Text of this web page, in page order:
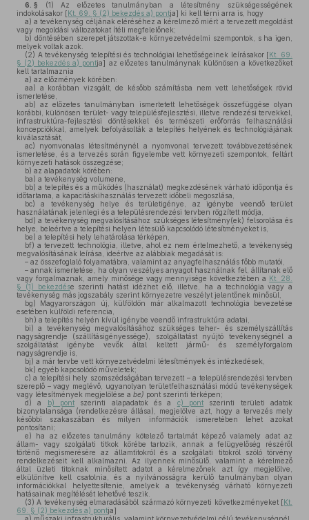
6. § (1) Az előzetes tanulmányban a létesítmény szükségességének
indokolásakor [Kt. 69. § (2) bekezdés a) pontja] ki kell térni arra is, hogy
a) a tevékenység céljának eléréséhez a kérelmező miért a tervezett megoldást
vagy megoldási változatokat ítéli megfelelőnek;
b) döntésében szerepet játszottak-e környezetvédelmi szempontok, s ha igen,
melyek voltak azok.
(2) A tevékenység telepítési és technológiai lehetőségeinek leírásakor [Kt. 69.
§ (2) bekezdés a) pontja] az előzetes tanulmánynak különösen a következőket
kell tartalmaznia
a) az előzmények körében:
aa) a korábban vizsgált, de később számításba nem vett lehetőségek rövid
ismertetése,
ab) az előzetes tanulmányban ismertetett lehetőségek összefüggése olyan
korábbi, különösen terület- vagy településfejlesztési, illetve rendezési tervekkel,
infrastruktúra-fejlesztési döntésekkel és természeti erőforrás felhasználási
koncepciókkal, amelyek befolyásolták a telepítés helyének és technológiájának
kiválasztását,
ac) nyomvonalas létesítménynél a nyomvonal tervezett továbbvezetésének
ismertetése, és a tervezés során figyelembe vett környezeti szempontok, feltárt
környezeti hatások összegzése;
b) az alapadatok körében:
ba) a tevékenység volumene,
bb) a telepítés és a működés (használat) megkezdésének várható időpontja és
időtartama, a kapacitáskihasználás tervezett időbeli megoszlása,
bc) a tevékenység helye és területigénye, az igénybe veendő terület
használatának jelenlegi és a településrendezési tervben rögzített módja,
bd) a tevékenység megvalósításához szükséges létesítmény(ek) felsorolása és
helye, beleértve a telepítési helyen létesülő kapcsolódó létesítményeket is,
be) a telepítési hely lehatárolása térképen,
bf) a tervezett technológia, illetve, ahol ez nem értelmezhető, a tevékenység
megvalósításának leírása, ideértve az alábbiak megadását is:
– az összefoglaló folyamatábra, valamint az anyagfelhasználás főbb mutatói,
– annak ismertetése, ha olyan veszélyes anyagot használnak fel, állítanak elő
vagy forgalmaznak, amely minősége vagy mennyisége következtében a Kt. 28.
§ (1) bekezdése szerinti hatást idézhet elő, illetve, ha a technológia vagy a
tevékenység más jogszabály szerint környezetre veszélyt jelentőnek minősül,
bg) Magyarországon új, külföldön már alkalmazott technológia bevezetése
esetében külföldi referencia,
bh) a telepítés helyén kívül igénybe veendő infrastruktúra adatai,
bi) a tevékenység megvalósításához szükséges teher- és személyszállítás
nagyságrendje (szállításigényessége), szolgáltatást nyújtó tevékenységnél a
szolgáltatást igénybe vevők által keltett jármű- és személyforgalom
nagyságrendje is,
bj) a már tervbe vett környezetvédelmi létesítmények és intézkedések,
bk) egyéb kapcsolódó műveletek;
c) a telepítési hely szomszédságában tervezett – a településrendezési tervben
szereplő – vagy meglévő, ugyanolyan területfelhasználási módú tevékenységek
vagy létesítmények megjelölése a be) pont szerinti térképen;
d) a b) pont szerinti alapadatok és a c) pont szerinti területi adatok
bizonytalansága (rendelkezésre állása), megjelölve azt, hogy a tervezés mely
későbbi szakaszában és milyen információk ismeretében lehet azokat
pontosítani;
e) ha az előzetes tanulmány kötelező tartalmát képező valamely adat az
állam- vagy szolgálati titkok körébe tartozik, annak a felügyelőség részéről
történő megismerésére az államtitokról és a szolgálati titokról szóló törvény
rendelkezéseit kell alkalmazni. Az ilyennek minősülő, valamint a kérelmező
által üzleti titoknak minősített adatot a kérelmezőnek azt így megjelölve,
elkülönítve kell csatolnia, és a nyilvánosságra kerülő tanulmányban olyan
információkkal helyettesítenie, amelyek a tevékenység várható környezeti
hatásainak megítélését lehetővé teszik.
(3) A tevékenység elmaradásából származó környezeti következményeket [Kt.
69. § (2) bekezdés a) pontja]